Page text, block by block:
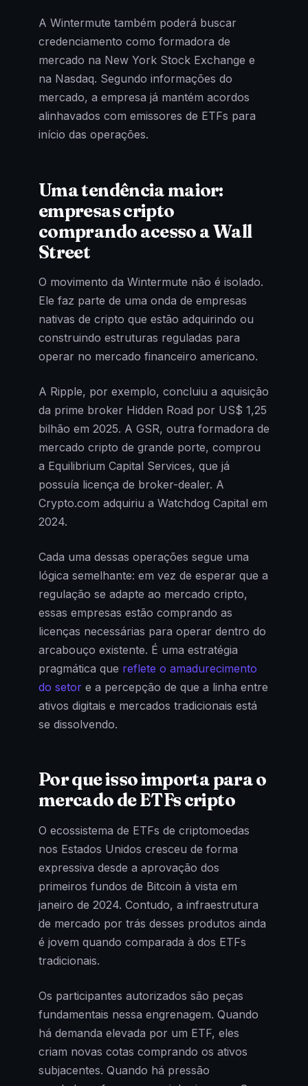
A Wintermute também poderá buscar
credenciamento como formadora de
mercado na New York Stock Exchange e
na Nasdaq. Segundo informações do
mercado, a empresa já mantém acordos
alinhavados com emissores de ETFs para
início das operações.
Uma tendência maior:
empresas cripto
comprando acesso a Wall
Street
O movimento da Wintermute não é isolado.
Ele faz parte de uma onda de empresas
nativas de cripto que estão adquirindo ou
construindo estruturas reguladas para
operar no mercado financeiro americano.
A Ripple, por exemplo, concluiu a aquisição
da prime broker Hidden Road por US$ 1,25
bilhão em 2025. A GSR, outra formadora de
mercado cripto de grande porte, comprou
a Equilibrium Capital Services, que já
possuía licença de broker-dealer. A
Crypto.com adquiriu a Watchdog Capital em
2024.
Cada uma dessas operações segue uma
lógica semelhante: em vez de esperar que a
regulação se adapte ao mercado cripto,
essas empresas estão comprando as
licenças necessárias para operar dentro do
arcabouço existente. É uma estratégia
pragmática que reflete o amadurecimento
do setor e a percepção de que a linha entre
ativos digitais e mercados tradicionais está
se dissolvendo.
Por que isso importa para o
mercado de ETFs cripto
O ecossistema de ETFs de criptomoedas
nos Estados Unidos cresceu de forma
expressiva desde a aprovação dos
primeiros fundos de Bitcoin à vista em
janeiro de 2024. Contudo, a infraestrutura
de mercado por trás desses produtos ainda
é jovem quando comparada à dos ETFs
tradicionais.
Os participantes autorizados são peças
fundamentais nessa engrenagem. Quando
há demanda elevada por um ETF, eles
criam novas cotas comprando os ativos
subjacentes. Quando há pressão